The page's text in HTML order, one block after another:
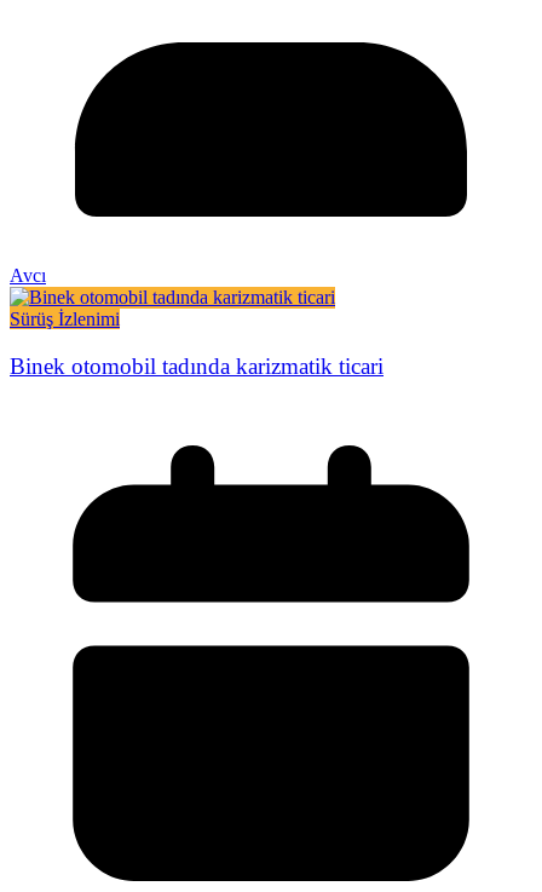
Avcı
Sürüş İzlenimi
Binek otomobil tadında karizmatik ticari